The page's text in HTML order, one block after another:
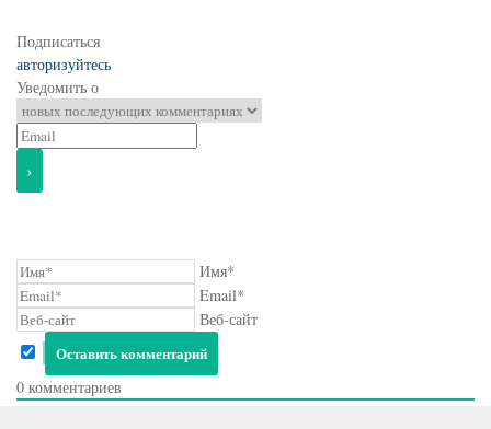
Подписаться
авторизуйтесь
Уведомить о
Имя*
Email*
Веб-сайт
0 комментариев